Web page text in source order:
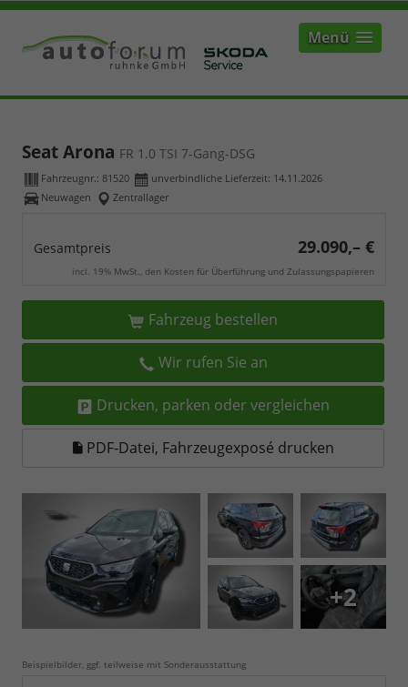
Menü
Seat Arona FR 1.0 TSI 7-Gang-DSG
Fahrzeugnr.: 81520 unverbindliche Lieferzeit: 14.11.2026
Neuwagen
Zentrallager
Gesamtpreis 29.090,– €
incl. 19% MwSt., den Kosten für Überführung und Zulassungspapieren
Fahrzeug bestellen
Wir rufen Sie an
Drucken, parken oder vergleichen
PDF-Datei, Fahrzeugexposé drucken
+2
Beispielbilder, ggf. teilweise mit Sonderausstattung